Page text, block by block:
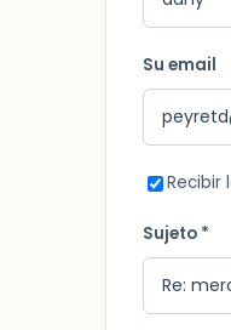
Su email
Recibir
Sujeto *